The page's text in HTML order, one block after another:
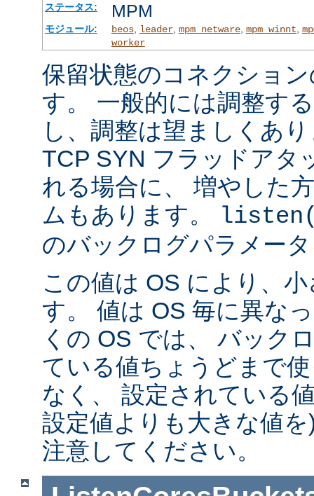
ステータス: MPM
モジュール: beos, leader, mpm_netware, mpm_winnt,
worker
保留状態のコネクショ
す。 一般的には調整す
し、調整は望ましくあ
TCP SYN フラッドアタ
れる場合に、 増やした
ムもあります。
のバックログパラメー
この値は OS により、
す。 値は OS 毎に異な
くの OS では、 バック
ている値ちょうどまで
なく、 設定されている
設定値よりも大きな値
注意してください。